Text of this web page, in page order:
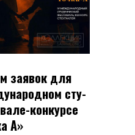
заявок для
сту­
кон­кур­се
А»